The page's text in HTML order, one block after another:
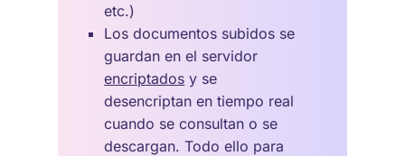
etc.)
Los documentos subidos se
guardan en el servidor
encriptados y se
desencriptan en tiempo real
cuando se consultan o se
descargan. Todo ello para